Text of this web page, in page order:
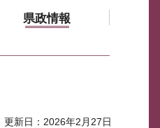
県政情報
更新日：2026年2月27日